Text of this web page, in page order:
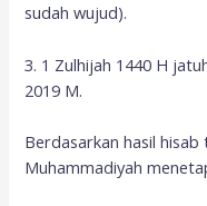
sudah wujud).
3. 1 Zulhijah 1440 H
2019 M.
Berdasarkan hasil
Muhammadiyah